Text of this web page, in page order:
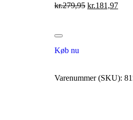
kr.279,95 kr.181,97
Køb nu
Varenummer (SKU):